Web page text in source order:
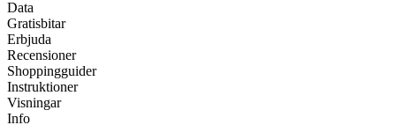
Data
Gratisbitar
Erbjuda
Recensioner
Shoppingguider
Instruktioner
Visningar
Info